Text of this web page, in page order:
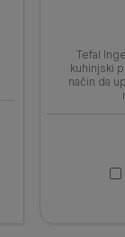
Tefal
kuhinjski
način da